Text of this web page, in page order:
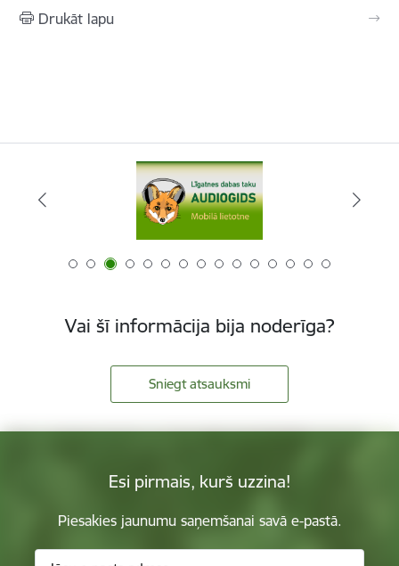
Drukāt lapu
Vai šī informācija bija noderīga?
Sniegt atsauksmi
Esi pirmais, kurš uzzina!
Piesakies jaunumu saņemšanai savā e-pastā.